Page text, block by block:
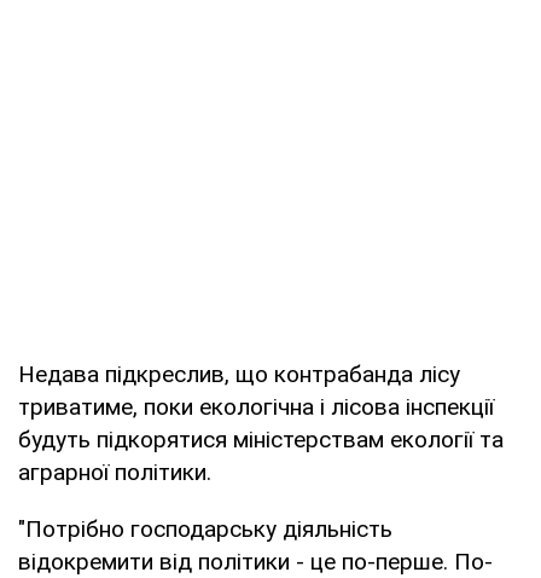
Недава підкреслив, що контрабанда лісу
триватиме, поки екологічна і лісова інспекції
будуть підкорятися міністерствам екології та
аграрної політики.
"Потрібно господарську діяльність
відокремити від політики - це по-перше. По-